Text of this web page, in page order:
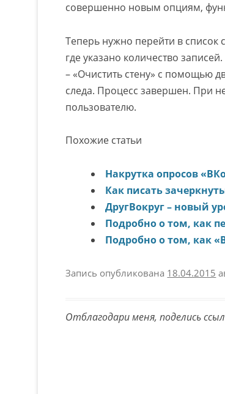
совершенно новым опциям,
Теперь нужно перейти в список
где указано количество
– «Очистить стену» с помощью
следа. Процесс завершен. При
пользователю.
Похожие статьи
Накрутка опросов
Как писать
ДругВокруг – новый
Подробно о том, как
Подробно о том, как
Запись опубликована 18.04.2015
Отблагодари меня, поделись